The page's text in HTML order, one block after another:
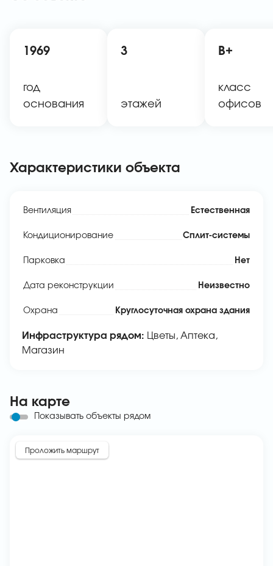
1969
год
основания
3
этажей
B+
класс
офисов
Характеристики объекта
Вентиляция Естественная
Кондиционирование Сплит-системы
Парковка Нет
Дата реконструкции Неизвестно
Охрана Круглосуточная охрана здания
Инфраструктура рядом: Цветы, Аптека,
Магазин
На карте
Показывать объекты рядом
Проложить маршрут